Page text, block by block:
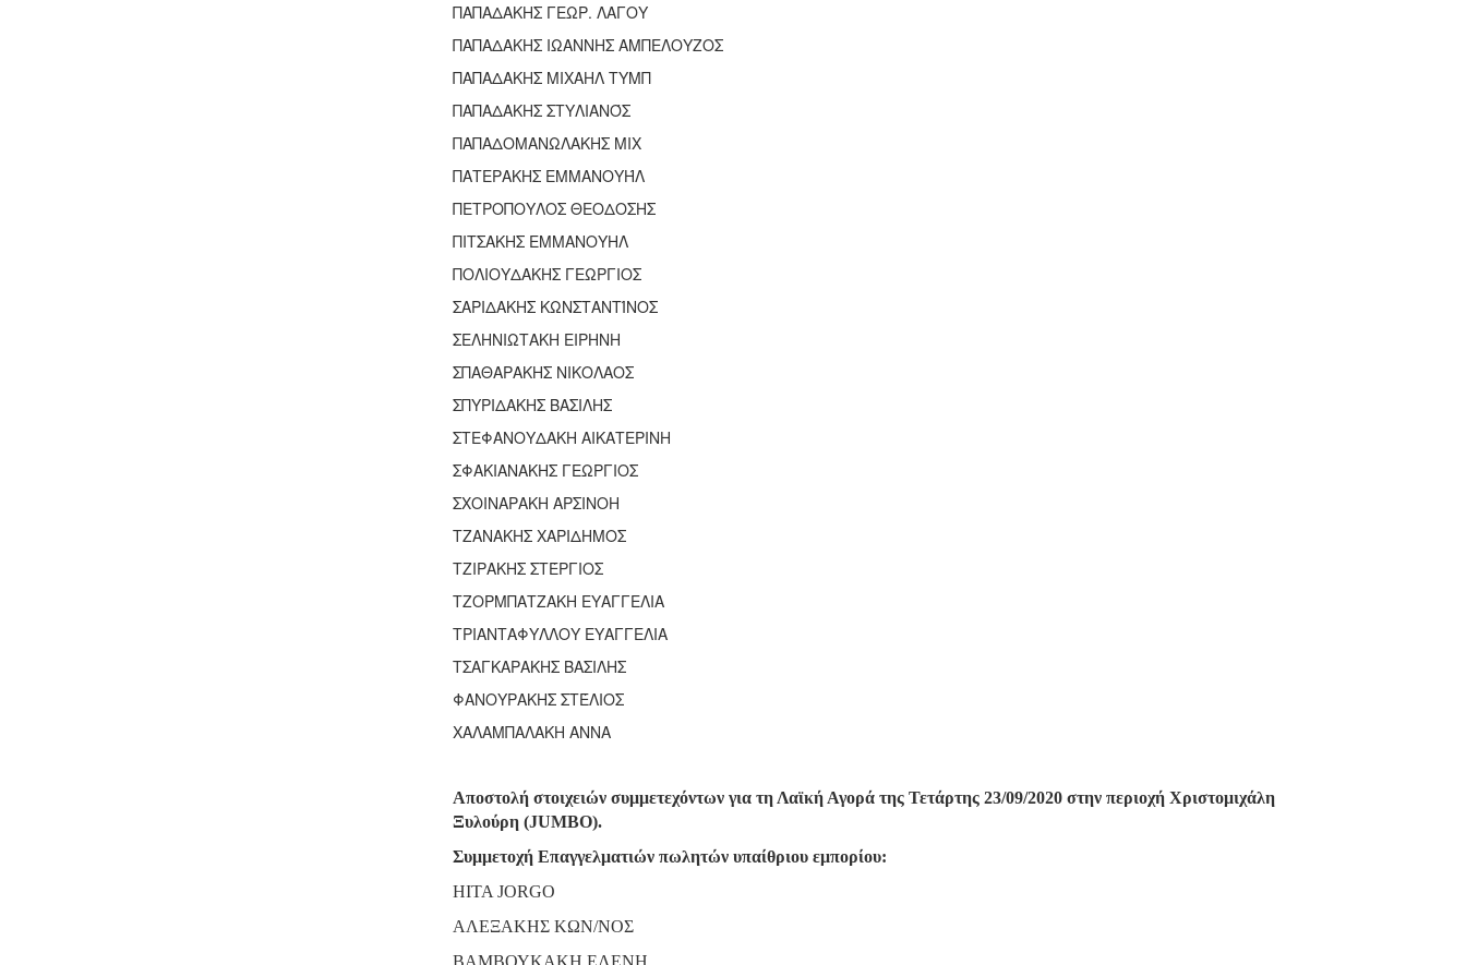
ΠΑΠΑΔΑΚΗΣ ΓΕΩΡ. ΛΑΓΟΥ
ΠΑΠΑΔΑΚΗΣ ΙΩΑΝΝΗΣ ΑΜΠΕΛΟΥΖΟΣ
ΠΑΠΑΔΑΚΗΣ ΜΙΧΑΗΛ ΤΥΜΠ
ΠΑΠΑΔΑΚΗΣ ΣΤΥΛΙΑΝΌΣ
ΠΑΠΑΔΟΜΑΝΩΛΑΚΗΣ ΜΙΧ
ΠΑΤΕΡΑΚΗΣ ΕΜΜΑΝΟΥΉΛ
ΠΕΤΡΟΠΟΥΛΟΣ ΘΕΟΔΟΣΗΣ
ΠΙΤΣΑΚΗΣ ΕΜΜΑΝΟΥΗΛ
ΠΟΛΙΟΥΔΑΚΗΣ ΓΕΩΡΓΙΟΣ
ΣΑΡΙΔΑΚΗΣ ΚΩΝΣΤΑΝΤΊΝΟΣ
ΣΕΛΗΝΙΩΤΑΚΗ ΕΙΡΗΝΗ
ΣΠΑΘΑΡΑΚΗΣ ΝΙΚΟΛΑΟΣ
ΣΠΥΡΙΔΑΚΗΣ ΒΑΣΙΛΗΣ
ΣΤΕΦΑΝΟΥΔΑΚΗ ΑΙΚΑΤΕΡΙΝΗ
ΣΦΑΚΙΑΝΑΚΗΣ ΓΕΩΡΓΙΟΣ
ΣΧΟΙΝΑΡΑΚΗ ΑΡΣΙΝΟΗ
ΤΖΑΝΑΚΗΣ ΧΑΡΙΔΗΜΟΣ
ΤΖΙΡΑΚΗΣ ΣΤΈΡΓΙΟΣ
ΤΖΟΡΜΠΑΤΖΑΚΗ ΕΥΑΓΓΕΛΙΑ
ΤΡΙΑΝΤΑΦΥΛΛΟΥ ΕΥΑΓΓΕΛΙΑ
ΤΣΑΓΚΑΡΑΚΗΣ ΒΑΣΙΛΗΣ
ΦΑΝΟΥΡΑΚΗΣ ΣΤΈΛΙΟΣ
ΧΑΛΑΜΠΑΛΑΚΗ ΑΝΝΑ
Αποστολή στοιχειών συμμετεχόντων για τη Λαϊκή Αγορά της Τετάρτης 23/09/2020 στην περιοχή Χριστομιχάλη
Ξυλούρη (JUMBO).
Συμμετοχή Επαγγελματιών πωλητών υπαίθριου εμπορίου:
HITA JORGO
ΑΛΕΞΑΚΗΣ ΚΩΝ/ΝΟΣ
ΒΑΜΒΟΥΚΑΚΗ ΕΛΕΝΗ